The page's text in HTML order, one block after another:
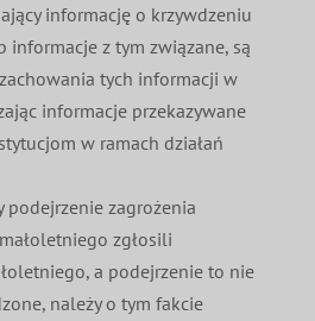
informację o krzywdzeniu
informacje z tym związane, są
tych informacji w
informacje przekazywane
w ramach działań
podejrzenie zagrożenia
zgłosili
a podejrzenie to nie
należy o tym fakcie